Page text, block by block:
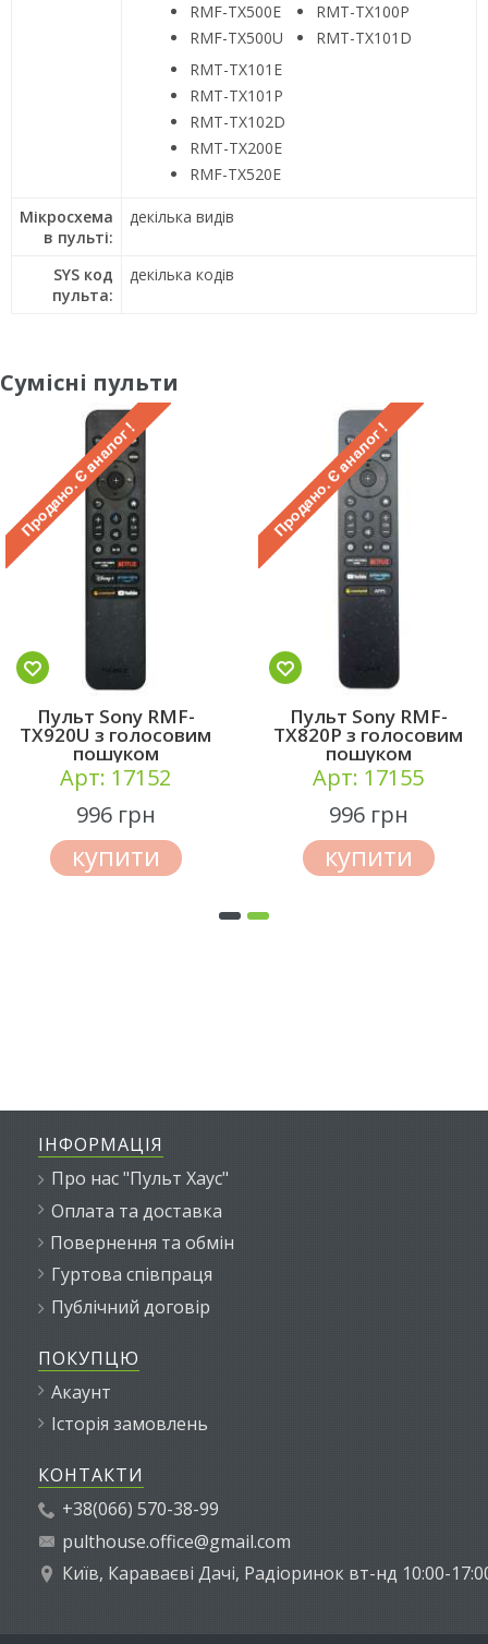
RMF-TX500E
RMF-TX500U
RMT-TX100P
RMT-TX101D
RMT-TX101E
RMT-TX101P
RMT-TX102D
RMT-TX200E
RMF-TX520E
Мікросхема
в пульті:
декілька видів
SYS код
пульта:
декілька кодів
Сумісні пульти
Пульт Sony RMF-
TX920U з голосовим
пошуком
Арт: 17152
996 грн
купити
Пульт Sony RMF-
TX820P з голосовим
пошуком
Арт: 17155
996 грн
купити
ІНФОРМАЦІЯ
Про нас "Пульт Хаус"
Оплата та доставка
Повернення та обмін
Гуртова співпраця
Публічний договір
ПОКУПЦЮ
Акаунт
Історія замовлень
КОНТАКТИ
+38(066) 570-38-99
pulthouse.office@gmail.com
Київ, Караваєві Дачі, Радіоринок вт-нд 10:00-